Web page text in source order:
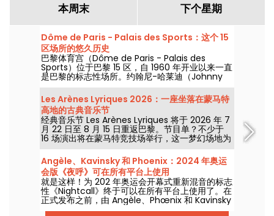
本周末 下个星期
Dôme de Paris - Palais des Sports：这个 15
区场所的悠久历史
巴黎体育宫（Dôme de Paris - Palais des
Sports）位于巴黎 15 区，自 1960 年开业以来一直
是巴黎的标志性场所。约翰尼-哈莱迪（Johnny
Hallyday）、雷-查尔斯（Ray Charles）、滚石
乐队（The Rolling Stones）和披头士乐队（The
Beatles）都曾在此举办过音乐会！
Les Arènes Lyriques 2026：一座坐落在蒙马特
高地的古典音乐节
经典音乐节 Les Arènes Lyriques 将于 2026 年 7
月 22 日至 8 月 15 日重返巴黎。节目单？不少于
16 场演出将在蒙马特竞技场举行，这一梦幻场地为
聆听经典乐章提供了理想背景。
Angèle、Kavinsky 和 Phoenix：2024 年奥运
会版《夜呼》可在所有平台上使用
就是这样！为 202 年奥运会开幕式重新混音的标志
性《Nightcall》终于可以在所有平台上使用了。在
正式发布之前，由 Angèle、Phœnix 和 Kavinsky
制作的版本已经引起了轰动。